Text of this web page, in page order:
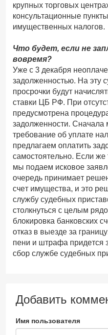
крупных торговых
консультационные
имущественных налогов.
Что будет, если не
вовремя?
Уже с 3 декабря
задолженностью. На эту
просрочки будут
ставки ЦБ РФ. При
предусмотрена
задолженности.
требование об уплате
предлагаем оплатить
самостоятельно. Если
мы подаем исковое
очередь принимает
счет имущества, и это
службу судебных
столкнуться с целым
блокировка банковских
отказ в выезде за
пени и штрафа придется
сбор службе судебных
Добавить
Имя пользователя